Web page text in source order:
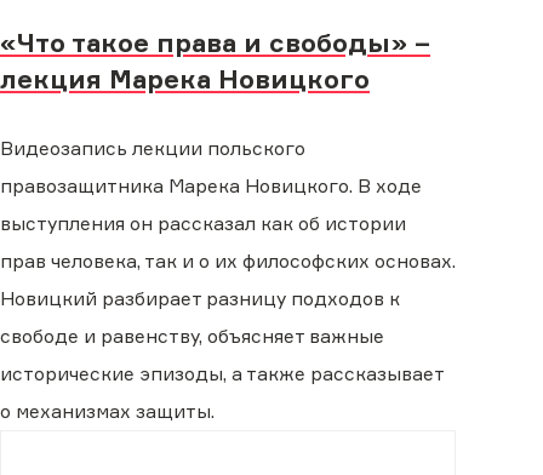
«Что такое права и свободы» –
лекция Марека Новицкого
Видеозапись лекции польского
правозащитника Марека Новицкого. В ходе
выступления он рассказал как об истории
прав человека, так и о их философских основах.
Новицкий разбирает разницу подходов к
свободе и равенству, объясняет важные
исторические эпизоды, а также рассказывает
о механизмах защиты.